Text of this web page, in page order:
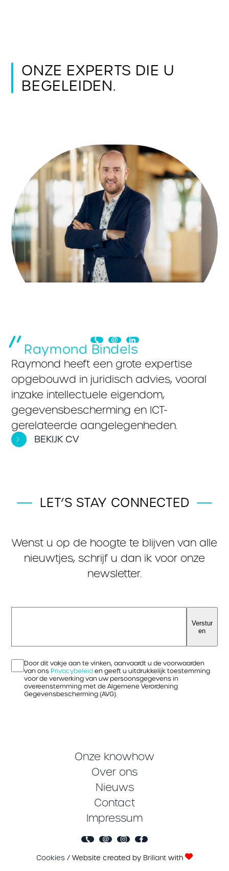
ONZE EXPERTS DIE U
BEGELEIDEN.
Raymond Bindels
Raymond heeft een grote expertise
opgebouwd in juridisch advies, vooral
inzake intellectuele eigendom,
gegevensbescherming en ICT-
gerelateerde aangelegenheden.
BEKIJK CV
LET’S STAY CONNECTED
Wenst u op de hoogte te blijven van alle
nieuwtjes, schrijf u dan ik voor onze
newsletter.
Door dit vakje aan te vinken, aanvaardt u de voorwaarden
van ons Privacybeleid en geeft u uitdrukkelijk toestemming
voor de verwerking van uw persoonsgegevens in
overeenstemming met de Algemene Verordening
Gegevensbescherming (AVG).
Verstur
en
Onze knowhow
Over ons
Nieuws
Contact
Impressum
Cookies / Website created by Brillant with